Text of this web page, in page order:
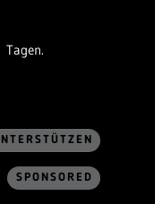
Tagen.
SPONSORED